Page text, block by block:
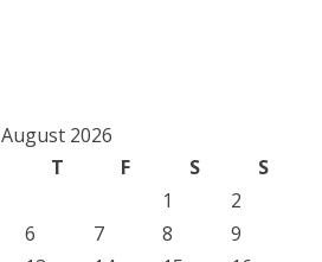
August 2026
T F S
S
1
2
6 7 8
9